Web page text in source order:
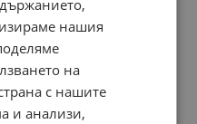
ползване
нашия
на
с нашите
и анализи,